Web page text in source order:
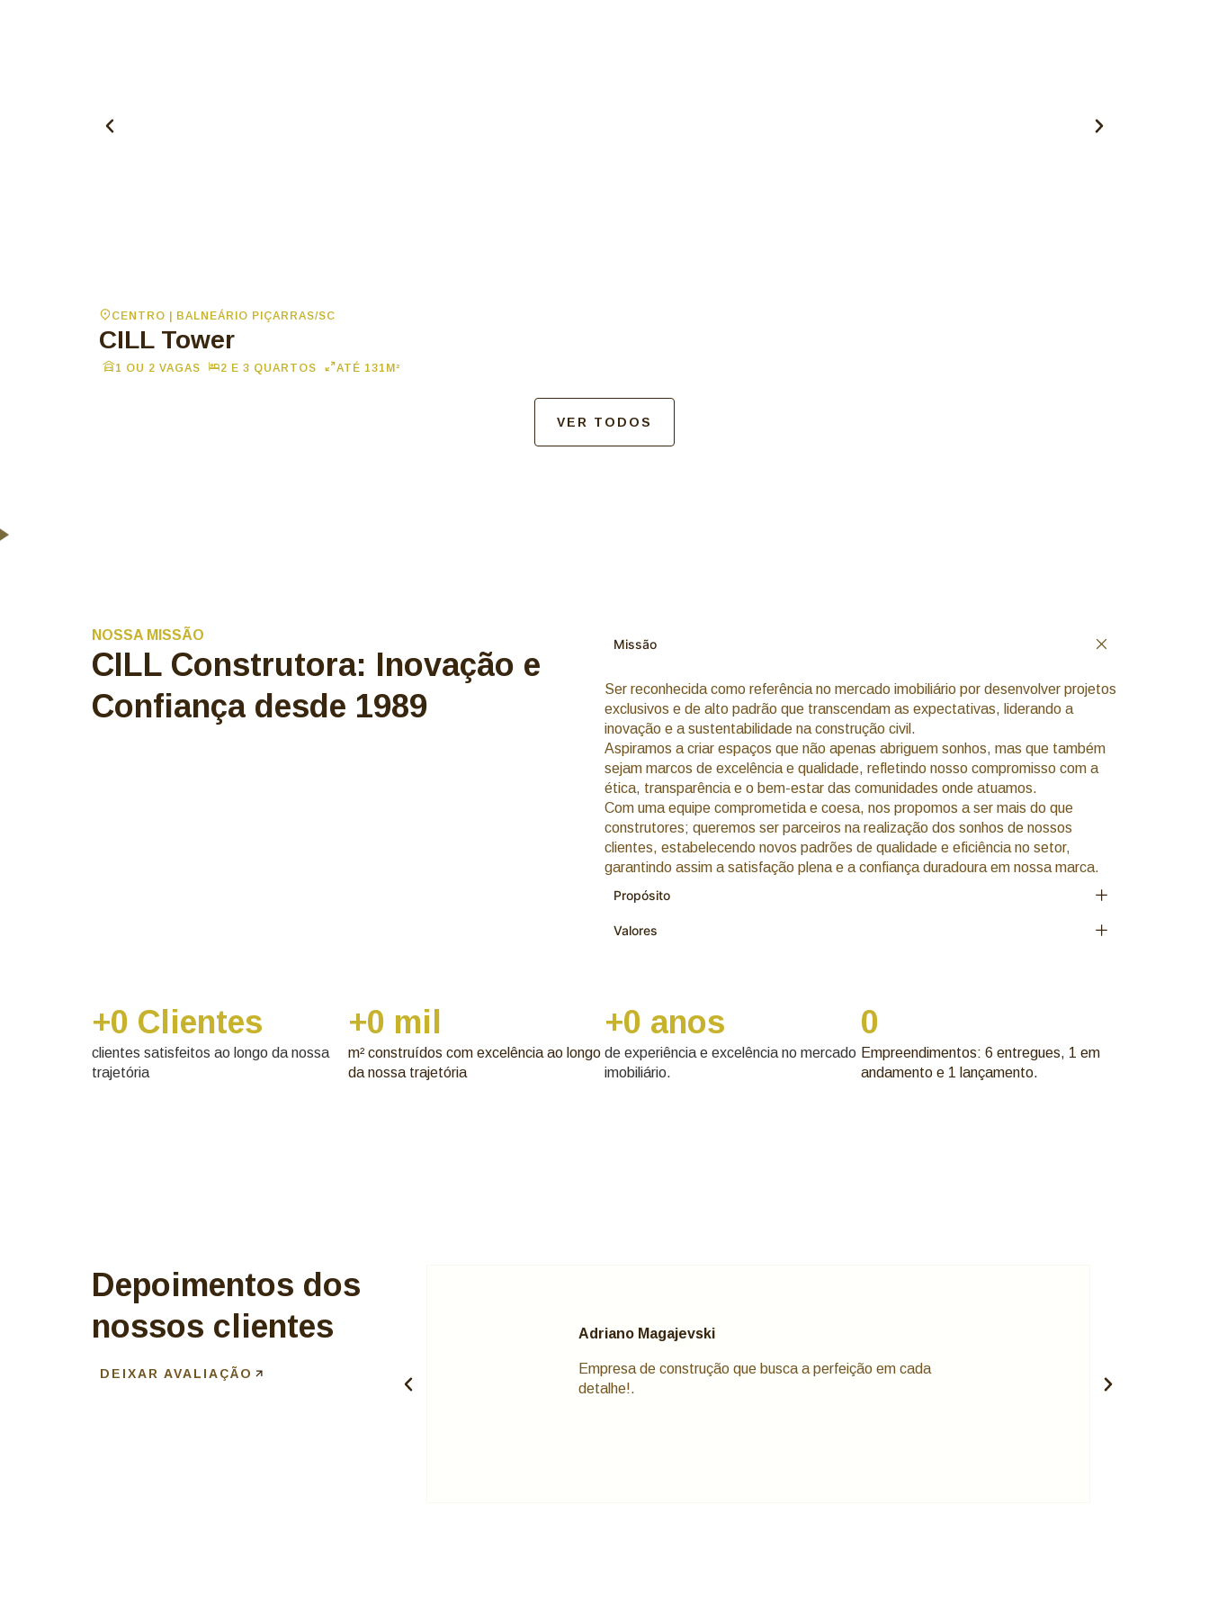
CENTRO | BALNEÁRIO PIÇARRAS/SC
CILL Tower
1 OU 2 VAGAS 2 E 3 QUARTOS ATÉ 131M²
VER TODOS
NOSSA MISSÃO
CILL Construtora: Inovação e
Confiança desde 1989
Missão
Ser reconhecida como referência no mercado imobiliário por desenvolver projetos
exclusivos e de alto padrão que transcendam as expectativas, liderando a
inovação e a sustentabilidade na construção civil.
Aspiramos a criar espaços que não apenas abriguem sonhos, mas que também
sejam marcos de excelência e qualidade, refletindo nosso compromisso com a
ética, transparência e o bem-estar das comunidades onde atuamos.
Com uma equipe comprometida e coesa, nos propomos a ser mais do que
construtores; queremos ser parceiros na realização dos sonhos de nossos
clientes, estabelecendo novos padrões de qualidade e eficiência no setor,
garantindo assim a satisfação plena e a confiança duradoura em nossa marca.
Propósito
Valores
clientes satisfeitos ao longo da nossa
trajetória
+0 Clientes
m² construídos com excelência ao longo
da nossa trajetória
+0 mil
de experiência e excelência no mercado
imobiliário.
+0 anos
Empreendimentos: 6 entregues, 1 em
andamento e 1 lançamento.
0
Depoimentos dos
nossos clientes
DEIXAR AVALIAÇÃO
Adriano Magajevski
Empresa de construção que busca a perfeição em cada
detalhe!.